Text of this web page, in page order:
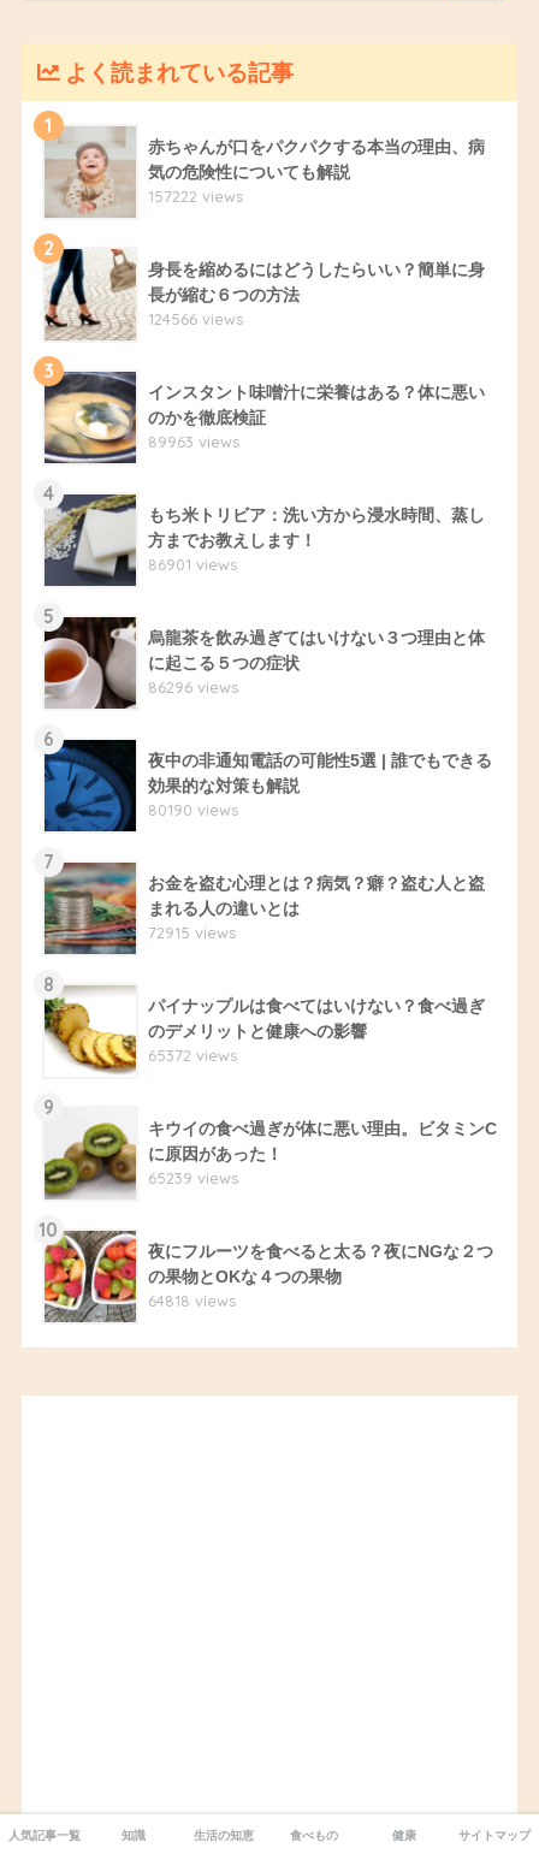
よく読まれている記事
1
赤ちゃんが口をパクパクする本当の理由、病
気の危険性についても解説
157222 views
2
身長を縮めるにはどうしたらいい？簡単に身
長が縮む６つの方法
124566 views
3
インスタント味噌汁に栄養はある？体に悪い
のかを徹底検証
89963 views
4
もち米トリビア：洗い方から浸水時間、蒸し
方までお教えします！
86901 views
5
烏龍茶を飲み過ぎてはいけない３つ理由と体
に起こる５つの症状
86296 views
6
夜中の非通知電話の可能性5選 | 誰でもできる
効果的な対策も解説
80190 views
7
お金を盗む心理とは？病気？癖？盗む人と盗
まれる人の違いとは
72915 views
8
パイナップルは食べてはいけない？食べ過ぎ
のデメリットと健康への影響
65372 views
9
キウイの食べ過ぎが体に悪い理由。ビタミンC
に原因があった！
65239 views
10
夜にフルーツを食べると太る？夜にNGな２つ
の果物とOKな４つの果物
64818 views
人気記事一覧 知識 生活の知恵 食べもの 健康 サイトマップ